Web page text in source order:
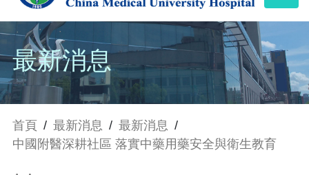
最新消息
首頁 / 最新消息 / 最新消息 /
中國附醫深耕社區 落實中藥用藥安全與衛生教育